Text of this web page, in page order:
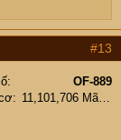
#13
OF-889